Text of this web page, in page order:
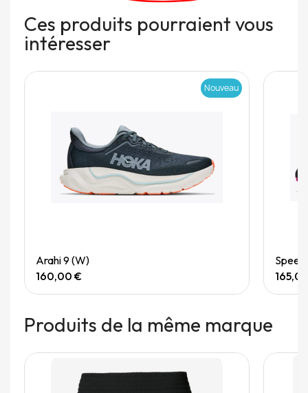
Ces produits pourraient vous
intéresser
Nouveau
Arahi 9 (W)
160,00 €
Produits de la même marque